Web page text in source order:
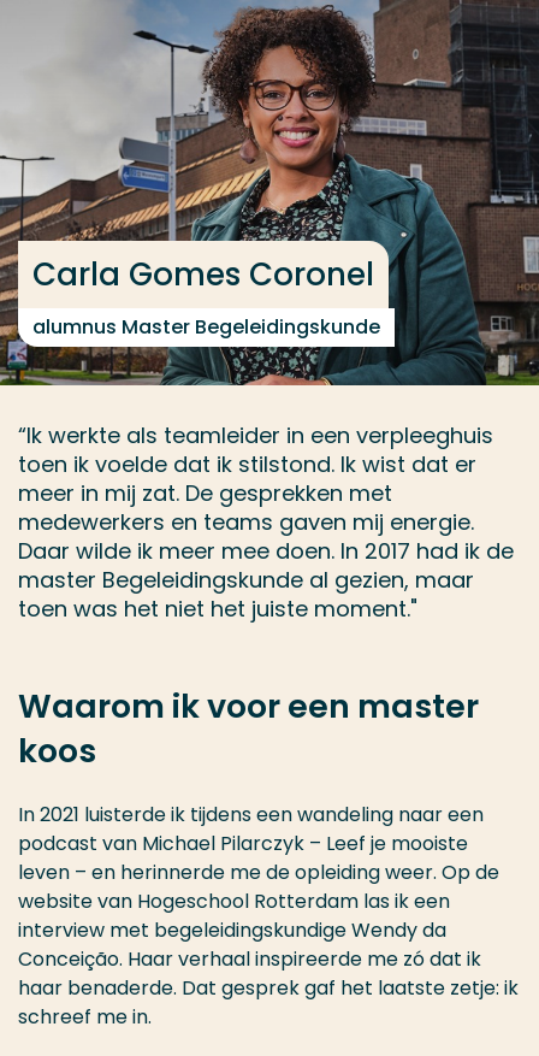
Ga direct naar de content
... > Interview Carla Gomes Coronel
Carla Gomes Coronel
alumnus Master Begeleidingskunde
“Ik werkte als teamleider in een verpleeghuis
toen ik voelde dat ik stilstond. Ik wist dat er
meer in mij zat. De gesprekken met
medewerkers en teams gaven mij energie.
Daar wilde ik meer mee doen. In 2017 had ik de
master Begeleidingskunde al gezien, maar
toen was het niet het juiste moment."
Waarom ik voor een master
koos
In 2021 luisterde ik tijdens een wandeling naar een
podcast van Michael Pilarczyk – Leef je mooiste
leven – en herinnerde me de opleiding weer. Op de
website van Hogeschool Rotterdam las ik een
interview met begeleidingskundige Wendy da
Conceição. Haar verhaal inspireerde me zó dat ik
haar benaderde. Dat gesprek gaf het laatste zetje: ik
schreef me in.
Veel gezocht
Opleiding